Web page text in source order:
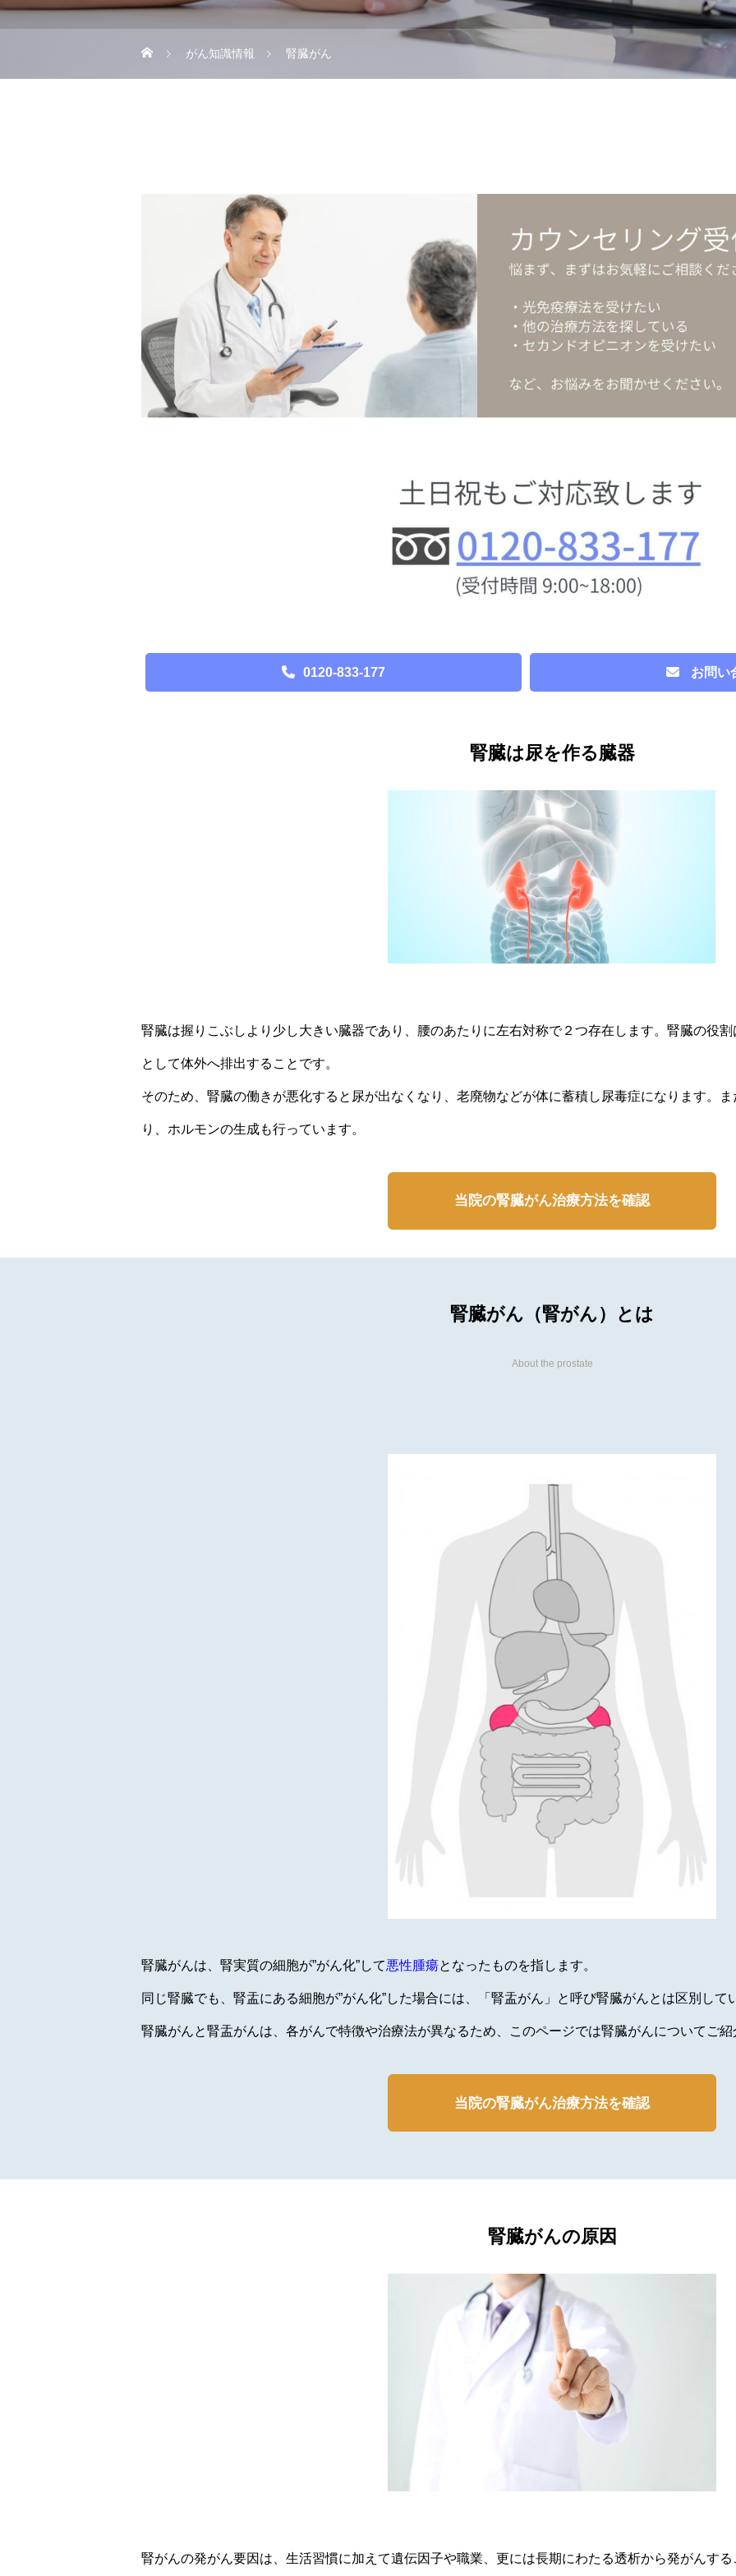
がん知識情報 腎臓がん
0120-833-177 お問い
腎臓は尿を作る臓器
腎臓は握りこぶしより少し大きい臓器であり、腰のあたりに左右対称で２つ存在します。腎臓の役
として体外へ排出することです。
そのため、腎臓の働きが悪化すると尿が出なくなり、老廃物などが体に蓄積し尿毒症になります。
り、ホルモンの生成も行っています。
当院の腎臓がん治療方法を確認
腎臓がん（腎がん）とは
About the prostate
腎臓がんは、腎実質の細胞が”がん化”して悪性腫瘍となったものを指します。
同じ腎臓でも、腎盂にある細胞が”がん化”した場合には、「腎盂がん」と呼び腎臓がんとは区別して
腎臓がんと腎盂がんは、各がんで特徴や治療法が異なるため、このページでは腎臓がんについてご紹
当院の腎臓がん治療方法を確認
腎臓がんの原因
腎がんの発がん要因は、生活習慣に加えて遺伝因子や職業、更には長期にわたる透析から発がんする